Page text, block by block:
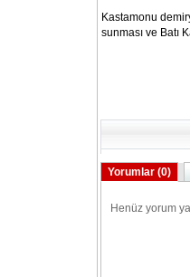
Kastamonu
sunması ve Batı
Yorumlar (0)